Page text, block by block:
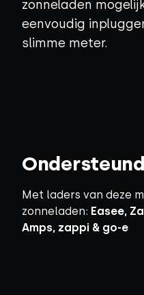
zonneladen
eenvoudig
slimme meter.
Met laders van deze
zonneladen: Easee,
Amps, zappi & go-e